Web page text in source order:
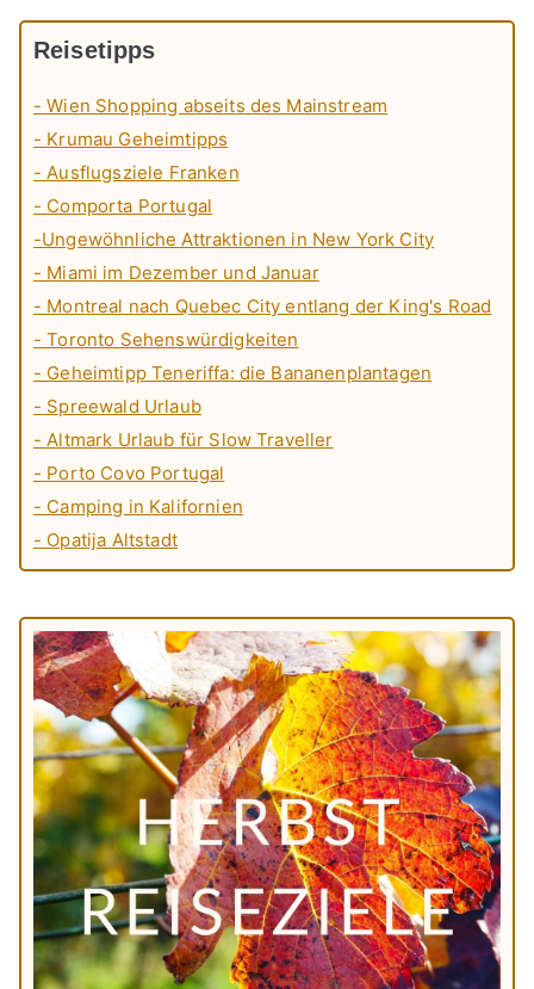
Reisetipps
- Wien Shopping abseits des Mainstream
- Krumau Geheimtipps
- Ausflugsziele Franken
- Comporta Portugal
-Ungewöhnliche Attraktionen in New York City
- Miami im Dezember und Januar
- Montreal nach Quebec City entlang der King's Road
- Toronto Sehenswürdigkeiten
- Geheimtipp Teneriffa: die Bananenplantagen
- Spreewald Urlaub
- Altmark Urlaub für Slow Traveller
- Porto Covo Portugal
- Camping in Kalifornien
- Opatija Altstadt